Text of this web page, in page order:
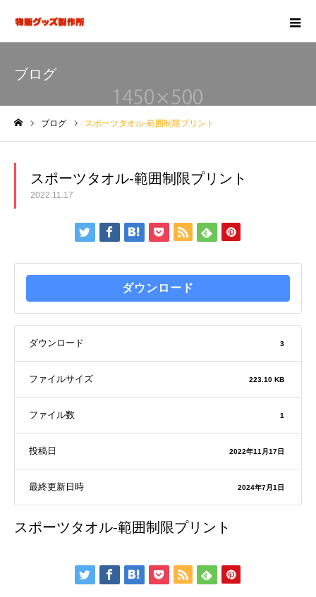
ブログ
ブログ スポーツタオル-範囲制限プリント
スポーツタオル-範囲制限プリント
2022.11.17
ダウンロード
ダウンロード 3
ファイルサイズ 223.10 KB
ファイル数 1
投稿日 2022年11月17日
最終更新日時 2024年7月1日
スポーツタオル-範囲制限プリント